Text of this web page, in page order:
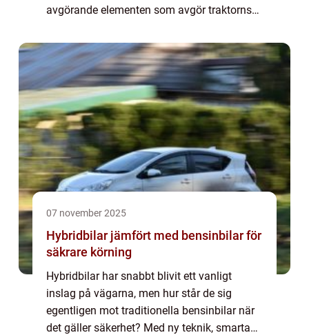
avgörande elementen som avgör traktorns
däck är ...
07 november 2025
Hybridbilar jämfört med bensinbilar för
säkrare körning
Hybridbilar har snabbt blivit ett vanligt
inslag på vägarna, men hur står de sig
egentligen mot traditionella bensinbilar när
det gäller säkerhet? Med ny teknik, smarta